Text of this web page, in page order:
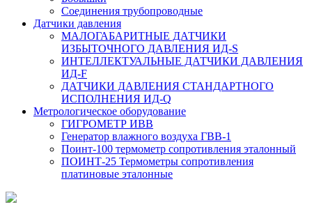
Соединения трубопроводные
Датчики давления
МАЛОГАБАРИТНЫЕ ДАТЧИКИ
ИЗБЫТОЧНОГО ДАВЛЕНИЯ ИД-S
ИНТЕЛЛЕКТУАЛЬНЫЕ ДАТЧИКИ ДАВЛЕНИЯ
ИД-F
ДАТЧИКИ ДАВЛЕНИЯ СТАНДАРТНОГО
ИСПОЛНЕНИЯ ИД-Q
Метрологическое оборудование
ГИГРОМЕТР ИВВ
Генератор влажного воздуха ГВВ-1
Поинт-100 термометр сопротивления эталонный
ПОИНТ-25 Термометры сопротивления
платиновые эталонные